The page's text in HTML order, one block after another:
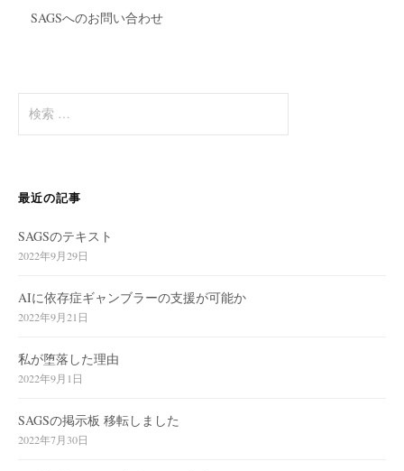
SAGSへのお問い合わせ
索
最近の記事
SAGSのテキスト
2022年9月29日
AIに依存症ギャンブラーの支援が可能か
2022年9月21日
私が堕落した理由
2022年9月1日
SAGSの掲示板 移転しました
2022年7月30日